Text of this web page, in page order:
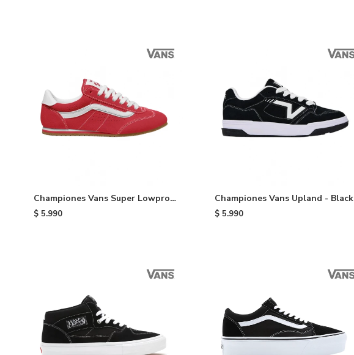
Championes Vans Super Lowpro -
Red
$ 5.990
Championes Vans Upland - Black
$ 5.990